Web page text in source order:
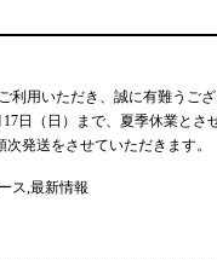
ご利用いただき、誠に有難う
17日（日）まで、夏季休業と
次発送をさせていただきま
ス,最新情報